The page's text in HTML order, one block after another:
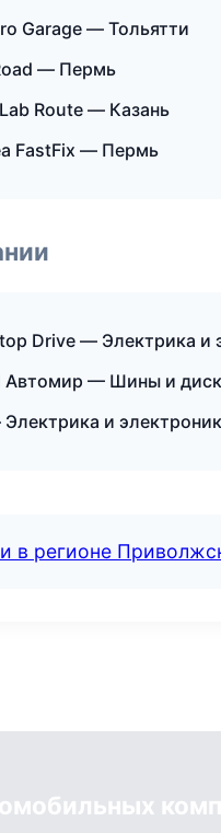
Garage — Тольятти
— Пермь
Route — Казань
FastFix — Пермь
Drive — Электрика и
Автомир — Шины и
и
в регионе